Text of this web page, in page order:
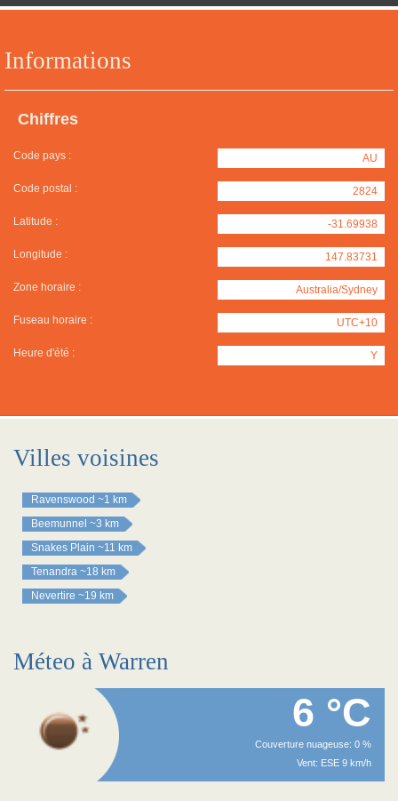
Informations
Chiffres
Code pays : AU
Code postal : 2824
Latitude : -31.69938
Longitude : 147.83731
Zone horaire : Australia/Sydney
Fuseau horaire : UTC+10
Heure d'été : Y
Villes voisines
Ravenswood ~1 km
Beemunnel ~3 km
Snakes Plain ~11 km
Tenandra ~18 km
Nevertire ~19 km
Méteo à Warren
6 °C
Couverture nuageuse: 0 %
Vent: ESE 9 km/h